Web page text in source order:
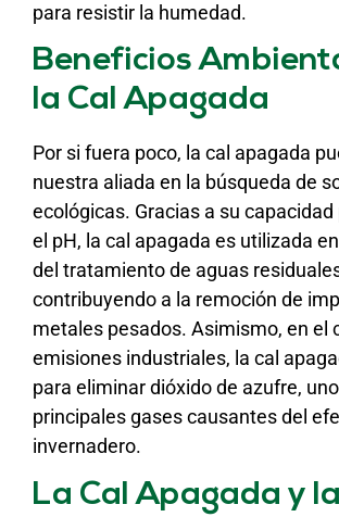
para resistir la humedad.
Beneficios
la Cal Apagada
Por si fuera poco, la cal apagada
nuestra aliada en la búsqueda de
ecológicas. Gracias a su
el pH, la cal apagada es utilizada
del tratamiento de aguas
contribuyendo a la remoción de
metales pesados. Asimismo, en el
emisiones industriales, la cal
para eliminar dióxido de azufre,
principales gases causantes del
invernadero.
La Cal Apagada y la